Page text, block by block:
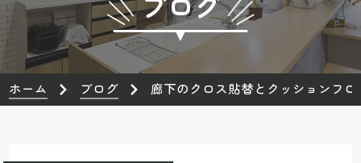
ホーム ブログ 廊下のクロス貼替とクッションフ